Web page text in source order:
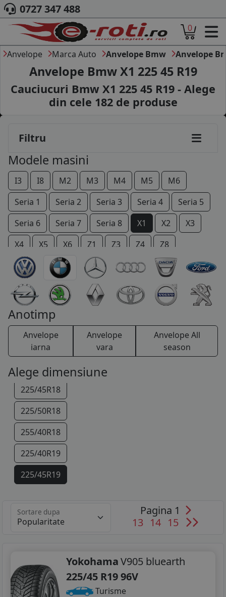
ACASA
DESPRE NOI
ANVELOPE
AUTO
CAMION
MOTO
MARCA AUTO
BLOG
B2B - COLABORARE COMPANII
CONT
CONTACT
COS (
0 PRODUSE
0727 347 488
0
Anvelope Marca Auto Anvelope Bmw Anvelope
Anvelope Bmw X1 225 45 R19
Cauciucuri Bmw X1 225 45 R19 - Alege
din cele 182de produse
Filtru
Modele masini
I3 I8 M2 M3 M4 M5
M6
Seria 1
Seria 2 Seria 3 Seria 4
Seria 5
Seria 6
Seria 7 Seria 8 X1 X2
X3
X4
X5 X6 Z1 Z3 Z4 Z8
Anotimp
Anvelope
iarna
Anvelope
vara
Anvelope All
season
Alege dimensiune
205/60R17
225/50R17
225/55R17
225/45R18
225/50R18
255/40R18
225/40R19
225/45R19
Sortare dupa
Pagina 1
13 14 15
YokohamaV905 bluearth
225/45 R19 96V
Turisme